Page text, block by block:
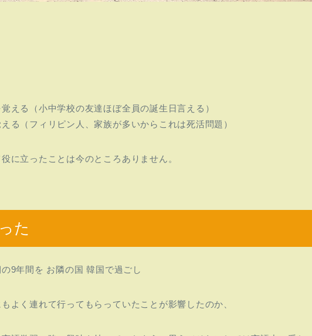
える（小中学校の友達ほぼ全員の誕生日言える）
る（フィリピン人、家族が多いからこれは死活問題）
に立ったことは今のところありません。
た
9年間を お隣の国 韓国で過ごし
よく連れて行ってもらっていたことが影響したのか、